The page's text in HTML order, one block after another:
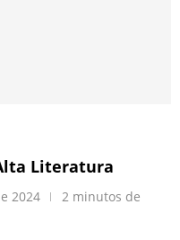
Literatura
2024
2 minutos de